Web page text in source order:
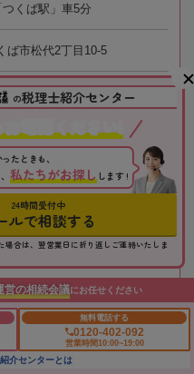
くば駅」車5分
ば市松代2丁目10-5
つくば駅
くば駅」徒歩20分
ば市並木3丁目10番4号マリッ
営の相続会議にお任せください
無料電話する
0120-402-092
営業時間10:00~19:00
介センターとは
の税理士紹介センター
たときも、
私たちがお探し します !
24時間受付中
ルで相談する
合は、翌営業日に折り返しご連絡いたしま